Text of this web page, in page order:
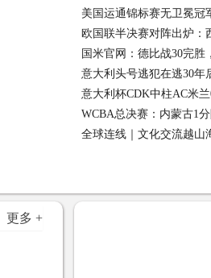
美国运通锦标赛无卫冕冠
欧国联半决赛对阵出炉：
13:25:03
国米官网：德比战30完胜
19 11:02:54
意大利头号逃犯在逃30年
17 16:52:39
意大利杯CDK中柱AC米
WCBA总决赛：内蒙古1
全球连线｜文化交流越山
更多 +